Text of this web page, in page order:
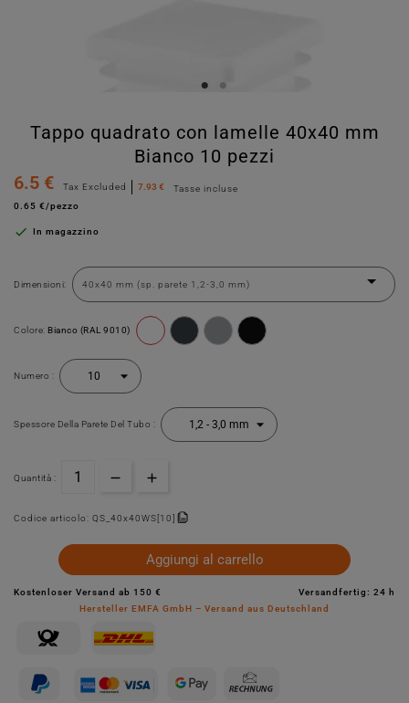
Tappo quadrato con lamelle 40x40 mm
Bianco 10 pezzi
6.5 €
Tax Excluded 7.93 €
Tasse incluse
0.65 €/pezzo
 In magazzino
Dimensioni:
Colore: Bianco (RAL 9010)
Numero :
Spessore Della Parete Del Tubo :
Quantità :
Codice articolo: QS_40x40WS[10]
Aggiungi al carrello
Kostenloser Versand ab 150 €
Versandfertig: 24 h
Hersteller EMFA GmbH – Versand aus Deutschland